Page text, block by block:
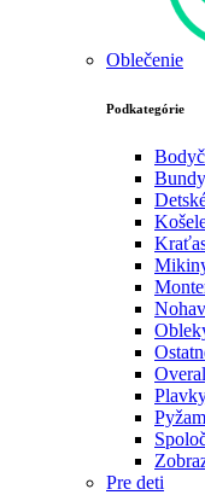
Oblečenie
Podkategórie
Pre deti